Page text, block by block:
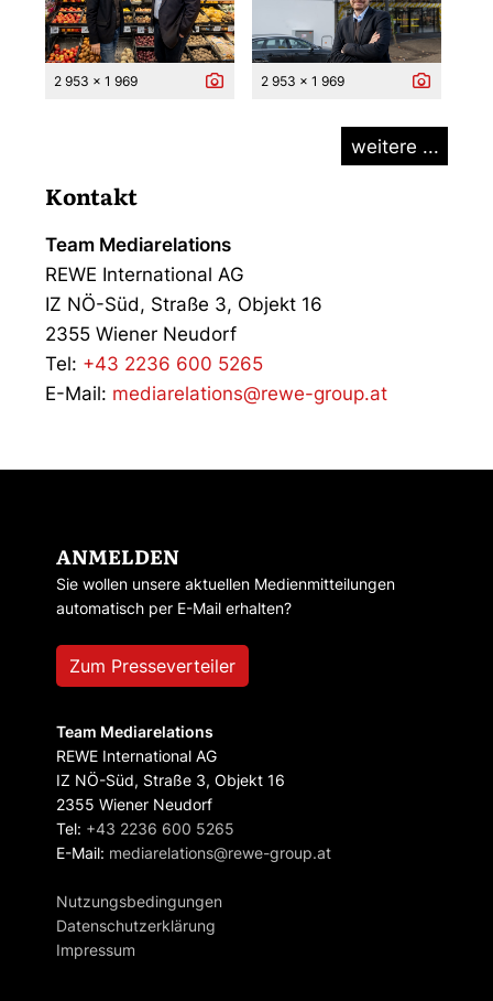
2 953 x 1 969 2 953 x 1 969
weitere ...
Kontakt
Team Mediarelations
REWE International AG
IZ NÖ-Süd, Straße 3, Objekt 16
2355 Wiener Neudorf
Tel: +43 2236 600 5265
E-Mail: mediarelations@rewe-group.at
ANMELDEN
Sie wollen unsere aktuellen Medienmitteilungen
automatisch per E-Mail erhalten?
Zum Presseverteiler
Team Mediarelations
REWE International AG
IZ NÖ-Süd, Straße 3, Objekt 16
2355 Wiener Neudorf
Tel: +43 2236 600 5265
E-Mail: mediarelations@rewe-group.at
Nutzungsbedingungen
Datenschutzerklärung
Impressum